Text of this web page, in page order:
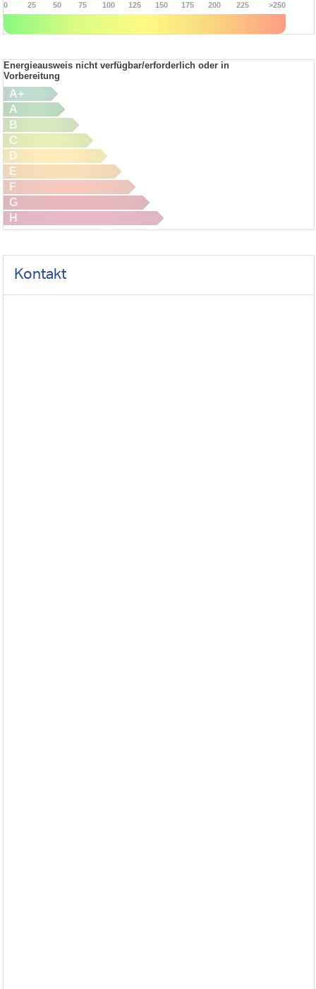
0 25 50 75 100 125 150 175 200 225 >250
Energieausweis nicht verfügbar/erforderlich oder in
Vorbereitung
A+
A
B
C
D
E
F
G
H
Kontakt